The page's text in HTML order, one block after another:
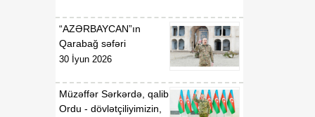
edilməsi haqqında”
Azərbaycan Respublikası
Nazirlər Kabinetinin 2011-
ci il 19 dekabr tarixli 207
nömrəli Qərarında
dəyişiklik edilməsi barədə
“AZƏRBAYCAN”ın
Qarabağ səfəri
30 İyun 2026
Müzəffər Sərkərdə, qalib
Ordu - dövlətçiliyimizin,